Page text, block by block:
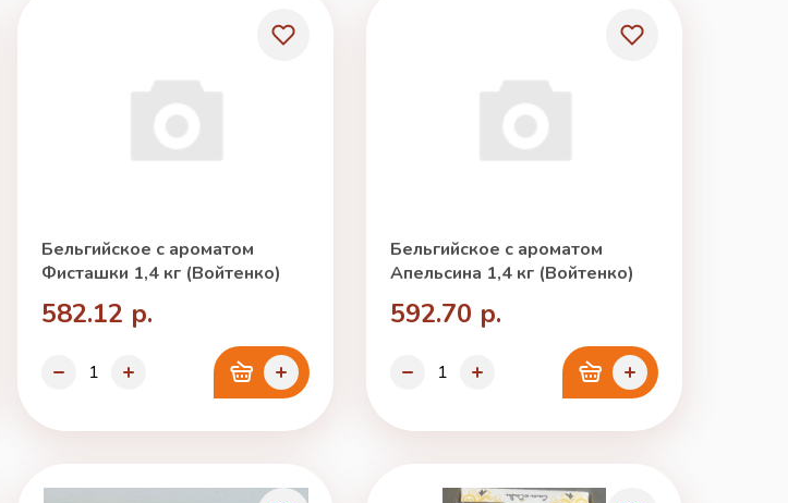
Бельгийское с ароматом
Фисташки 1,4 кг (Войтенко)
582.12 р.
Бельгийское с ароматом
Апельсина 1,4 кг (Войтенко)
592.70 р.